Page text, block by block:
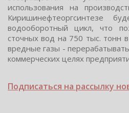
использования на
Киришинефтеоргсинтезе
водооборотный цикл, что
сточных вод на 750 тыс. тонн
вредные газы -
коммерческих целях
Подписаться на рассылку